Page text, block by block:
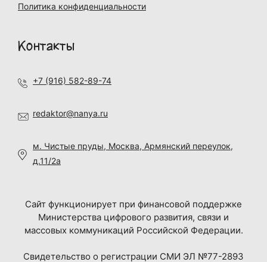
Политика конфиденциальности
Контакты
+7 (916) 582-89-74
redaktor@nanya.ru
м. Чистые пруды, Москва, Армянский переулок,
д.11/2а
Сайт функционирует при финансовой поддержке
Министерства цифрового развития, связи и
массовых коммуникаций Российской Федерации.
Свидетельство о регистрации СМИ ЭЛ №77-2893